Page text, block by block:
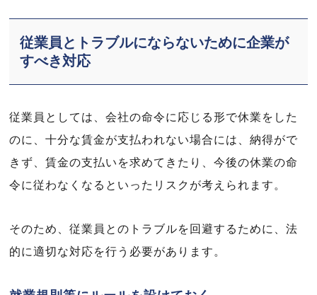
従業員とトラブルにならないために企業が
すべき対応
従業員としては、会社の命令に応じる形で休業をした
のに、十分な賃金が支払われない場合には、納得がで
きず、賃金の支払いを求めてきたり、今後の休業の命
令に従わなくなるといったリスクが考えられます。
そのため、従業員とのトラブルを回避するために、法
的に適切な対応を行う必要があります。